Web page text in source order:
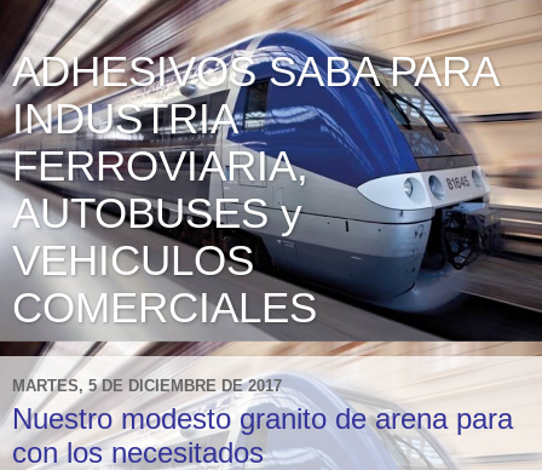
ADHESIVOS SABA PARA
INDUSTRIA
FERROVIARIA,
AUTOBUSES y
VEHICULOS
COMERCIALES
MARTES, 5 DE DICIEMBRE DE 2017
Nuestro modesto granito de arena para
con los necesitados